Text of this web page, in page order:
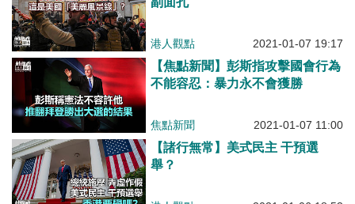
港人觀點 2021-01-07 19:17
【焦點新聞】彭斯指攻擊國會行為
不能容忍：暴力永不會獲勝
焦點新聞 2021-01-07 11:00
【諸行無常】美式民主 干預選
舉？